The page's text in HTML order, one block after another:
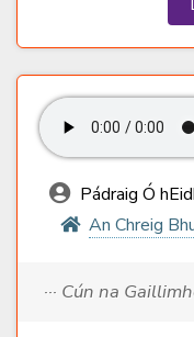
Pádraig Ó
An Chreig
··· Cún na